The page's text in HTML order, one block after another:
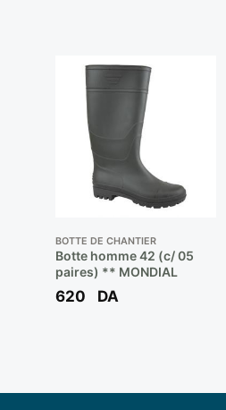
BOTTE DE CHANTIER
Botte homme 42 (c/ 05
paires) ** MONDIAL
620 DA